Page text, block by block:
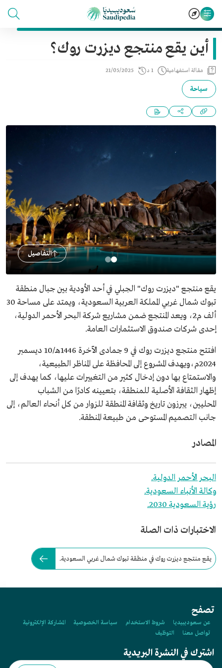
أين يقع منتجع ديزرت روك؟
مقالة استفهامية 1 د 21/05/2025
سياحة
التفاصيل
يقع منتجع "ديزرت روك" الجبلي في أحد الأودية بين جبال منطقة
تبوك شمال غربي المملكة العربية السعودية، ويمتد على مساحة 30
ألف م2، ويعد المنتجع ضمن مشاريع شركة البحر الأحمر الدولية،
إحدى شركات صندوق الاستثمارات العامة.
افتتح منتجع ديزرت روك في 9 جمادى الآخرة 1446هـ/10 ديسمبر
2024م،ويهدف المشروع إلى المحافظة على المناظر الطبيعية،
والاستمتاع بها دون إدخال كثير من التغييرات عليها، كما يهدف إلى
إظهار الثقافة الأصلية للمنطقة، بتعيينه كادرًا من الشباب
المحليين، يبرزون تاريخ وثقافة المنطقة للزوار من كل أنحاء العالم، إلى
جانب التصميم المستوحى من طبيعة المنطقة.
المصادر
البحر الأحمر الدولية.
وكالة الأنباء السعودية.
رؤية السعودية 2030.
الاختبارات ذات الصلة
يقع منتجع ديزرت روك في منطقة تبوك شمال غربي السعودية.
تصفح
عن سعوديبيديا شروط الاستخدام سياسة الخصوصية
المشاركة الإلكترونية
تواصل معنا
التوظيف
اشترك في النشرة البريدية